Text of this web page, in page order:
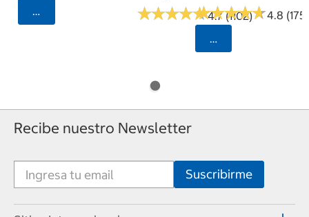
Seleccionar Código Postal
★★★★★
★★★★★4.7 (1102)
★★★★★
★★★★★4.8 (175)
Seleccionar
Recibe nuestro Newsletter